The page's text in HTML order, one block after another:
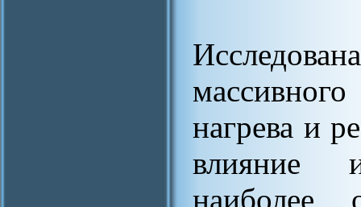
нагрева и
влияние
наиболее